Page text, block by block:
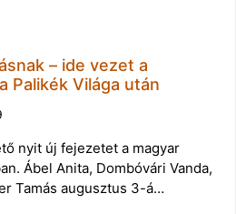
– ide vezet a
Palikék Világa után
nyit új fejezetet a magyar
Ábel Anita, Dombóvári Vanda,
Tamás augusztus 3-á…